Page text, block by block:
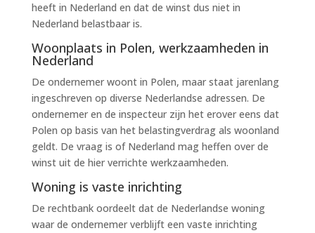
heeft in Nederland en dat de winst dus niet in
Nederland belastbaar is.
Woonplaats in Polen, werkzaamheden in
Nederland
De ondernemer woont in Polen, maar staat jarenlang
ingeschreven op diverse Nederlandse adressen. De
ondernemer en de inspecteur zijn het erover eens dat
Polen op basis van het belastingverdrag als woonland
geldt. De vraag is of Nederland mag heffen over de
winst uit de hier verrichte werkzaamheden.
Woning is vaste inrichting
De rechtbank oordeelt dat de Nederlandse woning
waar de ondernemer verblijft een vaste inrichting